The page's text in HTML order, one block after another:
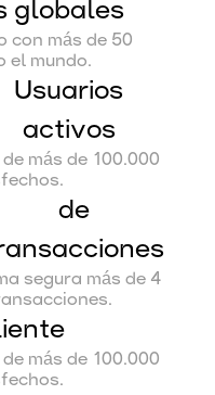
globales
con más de 50
el mundo.
Usuarios
activos
más de 100.000
de
segura más de 4
más de 100.000